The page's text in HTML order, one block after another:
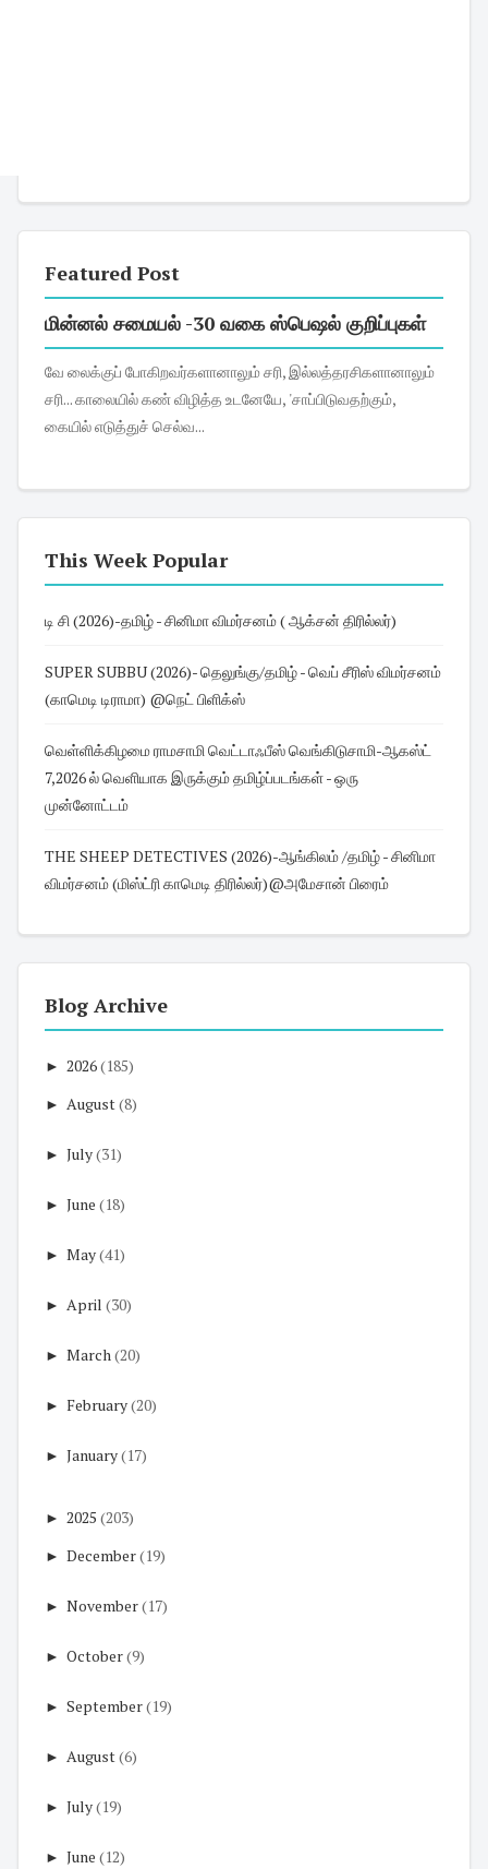
Featured Post
மின்னல் சமையல் -30 வகை ஸ்பெஷல் குறிப்புகள்
வே லைக்குப் போகிறவர்களானாலும் சரி, இல்லத்தரசிகளானாலும்
சரி... காலையில் கண் விழித்த உடனேயே, 'சாப்பிடுவதற்கும்,
கையில் எடுத்துச் செல்வ...
This Week Popular
டி சி (2026)-தமிழ் - சினிமா விமர்சனம் ( ஆக்சன் திரில்லர்)
SUPER SUBBU (2026)- தெலுங்கு/தமிழ் - வெப் சீரிஸ் விமர்சனம்
(காமெடி டிராமா) @நெட் பிளிக்ஸ்
வெள்ளிக்கிழமை ராமசாமி வெட்டாஃபீஸ் வெங்கிடுசாமி-ஆகஸ்ட்
7,2026 ல் வெளியாக இருக்கும் தமிழ்ப்படங்கள் - ஒரு
முன்னோட்டம்
THE SHEEP DETECTIVES (2026)-ஆங்கிலம் /தமிழ் - சினிமா
விமர்சனம் (மிஸ்ட்ரி காமெடி திரில்லர்)@அமேசான் பிரைம்
Blog Archive
► 2026(185)
► August(8)
► July(31)
► June (18)
► May(41)
► April (30)
► March(20)
► February(20)
► January(17)
► 2025 (203)
► December(19)
► November(17)
► October(9)
► September(19)
► August(6)
► July(19)
► June (12)